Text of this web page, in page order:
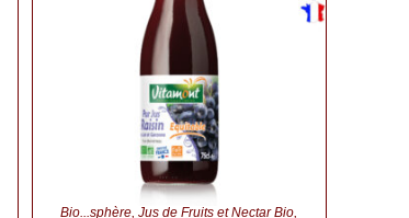
Bio...sphère,Jus de Fruits et Nectar Bio,